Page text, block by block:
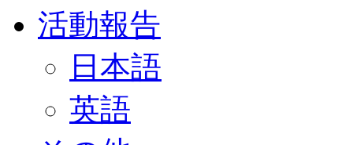
活動報告
日本語
英語